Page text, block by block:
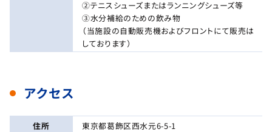
②テニスシューズまたはランニングシューズ等
③水分補給のための飲み物
（当施設の自動販売機およびフロントにて販売は
しております）
アクセス
住所
東京都葛飾区西水元6-5-1